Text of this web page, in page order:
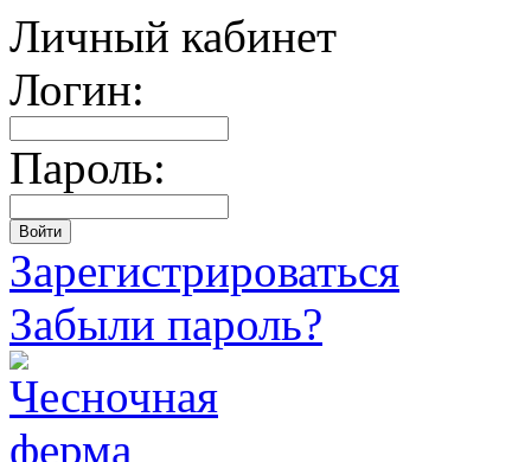
Личный кабинет
Логин:
Пароль:
Зарегистрироваться
Забыли пароль?